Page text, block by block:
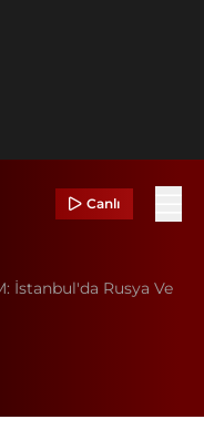
Canlı
İstanbul'da Rusya Ve